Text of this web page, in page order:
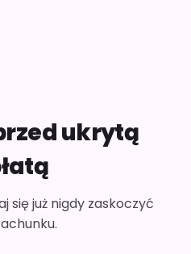
ukrytą
się już nigdy zaskoczyć